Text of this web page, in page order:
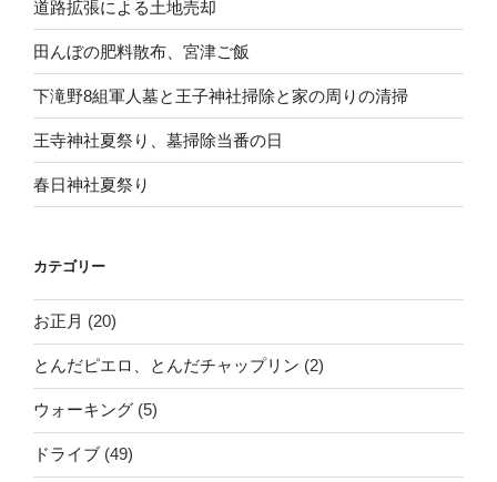
道路拡張による土地売却
田んぼの肥料散布、宮津ご飯
下滝野8組軍人墓と王子神社掃除と家の周りの清掃
王寺神社夏祭り、墓掃除当番の日
春日神社夏祭り
カテゴリー
お正月 (20)
とんだピエロ、とんだチャップリン (2)
ウォーキング (5)
ドライブ (49)